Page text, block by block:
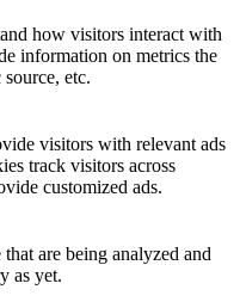
how visitors interact with
information on metrics the
etc.
visitors with relevant ads
track visitors across
customized ads.
are being analyzed and
as yet.